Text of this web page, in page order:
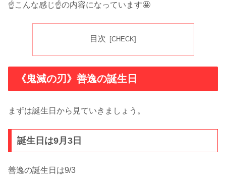
☝️こんな感じ☝️の内容になっています🤩
目次
《鬼滅の刃》善逸の誕生日
まずは誕生日から見ていきましょう。
誕生日は9月3日
善逸の誕生日は9/3